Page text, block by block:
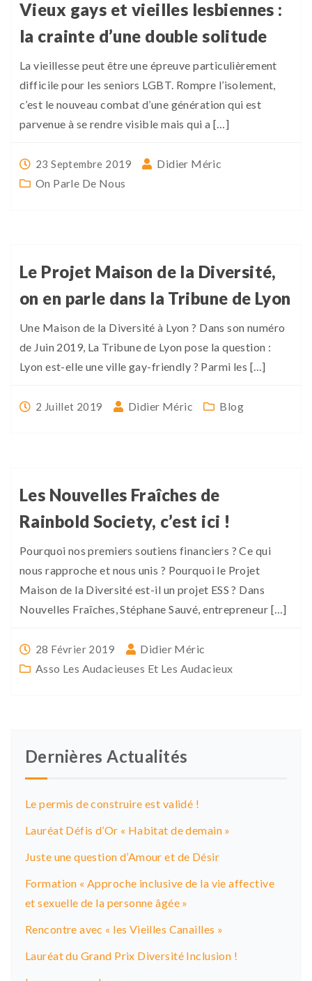
Vieux gays et vieilles lesbiennes :
la crainte d’une double solitude
La vieillesse peut être une épreuve particulièrement
difficile pour les seniors LGBT. Rompre l’isolement,
c’est le nouveau combat d’une génération qui est
parvenue à se rendre visible mais qui a […]
23 Septembre 2019
Didier Méric
On Parle De Nous
Le Projet Maison de la Diversité,
on en parle dans la Tribune de Lyon
Une Maison de la Diversité à Lyon ? Dans son numéro
de Juin 2019, La Tribune de Lyon pose la question :
Lyon est-elle une ville gay-friendly ? Parmi les […]
2 Juillet 2019 Didier Méric Blog
Les Nouvelles Fraîches de
Rainbold Society, c’est ici !
Pourquoi nos premiers soutiens financiers ? Ce qui
nous rapproche et nous unis ? Pourquoi le Projet
Maison de la Diversité est-il un projet ESS ? Dans
Nouvelles Fraîches, Stéphane Sauvé, entrepreneur […]
28 Février 2019
Didier Méric
Asso Les Audacieuses Et Les Audacieux
Dernières Actualités
Le permis de construire est validé !
Lauréat Défis d’Or « Habitat de demain »
Juste une question d’Amour et de Désir
Formation « Approche inclusive de la vie affective
et sexuelle de la personne âgée »
Rencontre avec « les Vieilles Canailles »
Lauréat du Grand Prix Diversité Inclusion !